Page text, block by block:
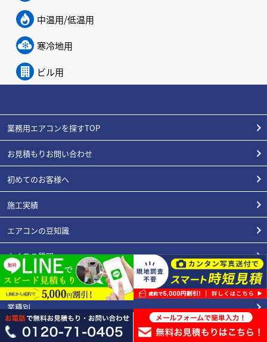
中温用/低温用
寒冷地用
ビル用
業務用エアコンを探すTOP
お見積もりお問い合わせ
初めてのお客様へ
施工実績
エアコンの豆知識
よくある質問
スタッフ紹介
業種別
会社概要